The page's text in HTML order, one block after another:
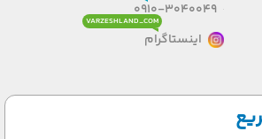
0910-3040049
اینستاگرام
VARZESHLAND_COM